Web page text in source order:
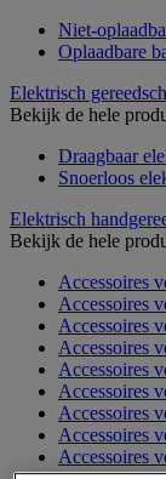
Niet-
Oplaadbare
Elektrisch
Bekijk de hele
Draagbaar
Snoerloos
Elektrisch
Bekijk de hele
Accessoires
Accessoires
Accessoires
Accessoires
Accessoires
Accessoires
Accessoires
Accessoires
Accessoires